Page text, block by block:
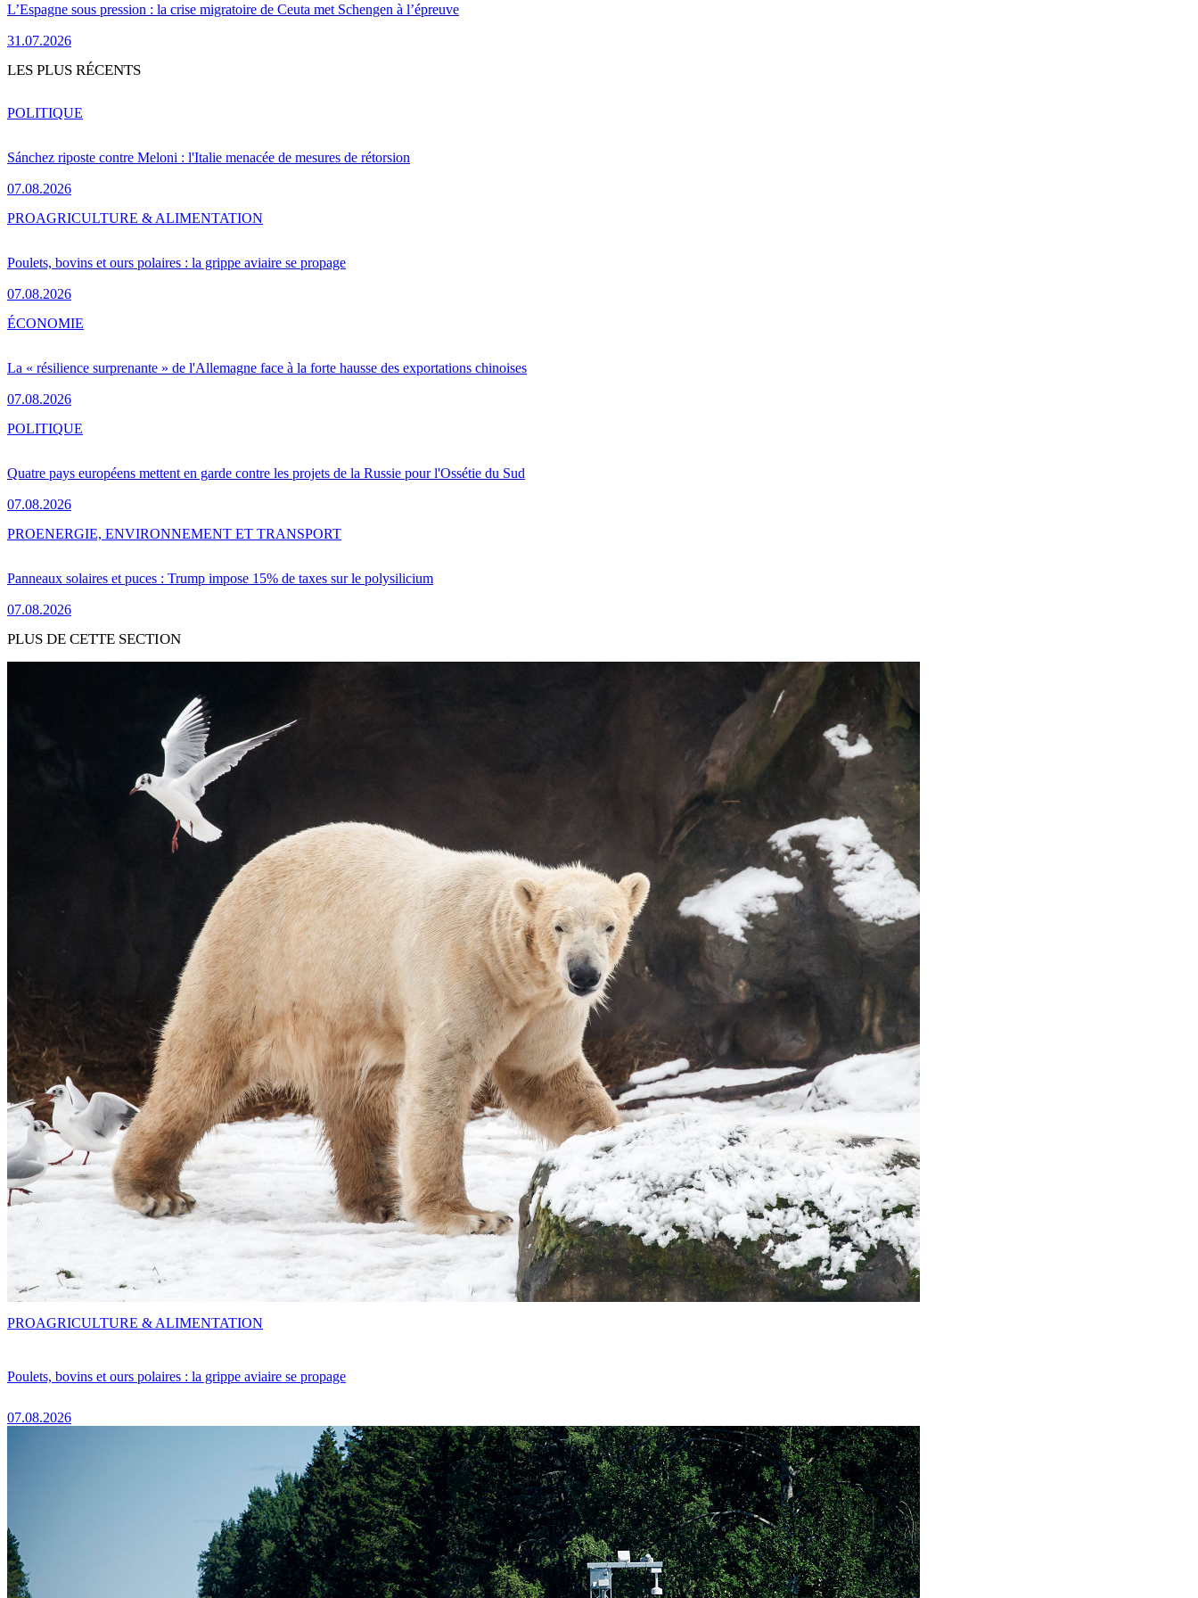
L’Espagne sous pression : la crise migratoire de Ceuta met Schengen à l’épreuve
31.07.2026
LES PLUS RÉCENTS
Sánchez riposte contre Meloni : l'Italie menacée de mesures de rétorsion
07.08.2026
POLITIQUE
Poulets, bovins et ours polaires : la grippe aviaire se propage
07.08.2026
PROAGRICULTURE & ALIMENTATION
La « résilience surprenante » de l'Allemagne face à la forte hausse des exportations chinoises
07.08.2026
ÉCONOMIE
Quatre pays européens mettent en garde contre les projets de la Russie pour l'Ossétie du Sud
07.08.2026
POLITIQUE
Panneaux solaires et puces : Trump impose 15% de taxes sur le polysilicium
07.08.2026
PROENERGIE, ENVIRONNEMENT ET TRANSPORT
PLUS DE CETTE SECTION
Poulets, bovins et ours polaires : la grippe aviaire se propage
07.08.2026
PROAGRICULTURE & ALIMENTATION